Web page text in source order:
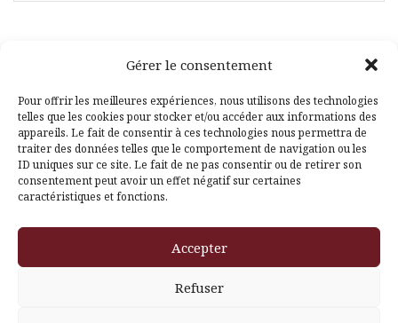
Gérer le consentement
Pour offrir les meilleures expériences, nous utilisons des technologies
telles que les cookies pour stocker et/ou accéder aux informations des
appareils. Le fait de consentir à ces technologies nous permettra de
traiter des données telles que le comportement de navigation ou les
ID uniques sur ce site. Le fait de ne pas consentir ou de retirer son
consentement peut avoir un effet négatif sur certaines
caractéristiques et fonctions.
Accepter
Refuser
Facebook
Pinterest
Themeisle